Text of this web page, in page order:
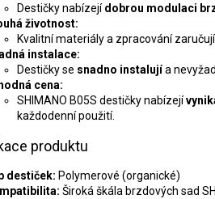
Destičky nabízejídobrou modulaci
životnost:
Kvalitní materiály a zpracování
instalace:
Destičky se snadno instalujía
cena:
SHIMANO B05S destičky nabízejí
každodenní použití.
produktu
destiček: Polymerové (organické)
Široká škála brzdových sad